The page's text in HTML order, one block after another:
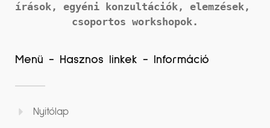
írások,
csoportos workshopok.
Menü - Hasznos linkek - Információ
Nyitólap